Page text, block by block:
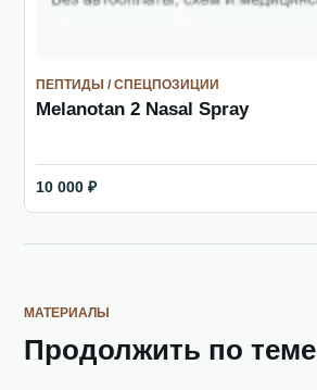
ПЕПТИДЫ / СПЕЦПОЗИЦИИ
Melanotan 2 Nasal Spray
10 000 ₽
МАТЕРИАЛЫ
Продолжить по теме